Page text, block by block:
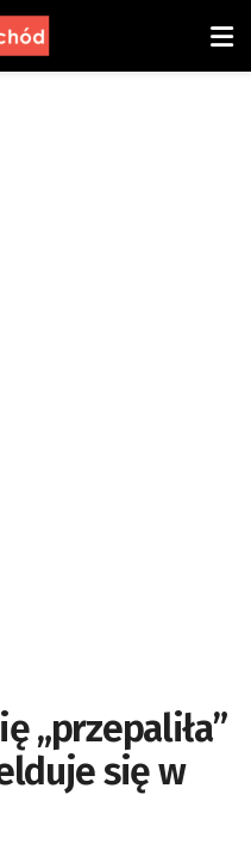
„przepaliła”
się w